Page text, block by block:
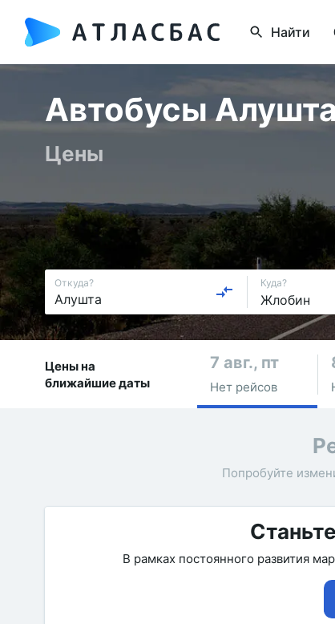
Найти
Автобусы
Цены
Откуда? Куда?
Цены на
ближайшие даты
7 авг., пт
Нет рейсов
Попробуйте
В рамках постоянного развития